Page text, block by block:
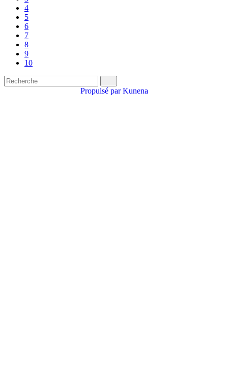
4
5
6
7
8
9
10
Propulsé parKunena